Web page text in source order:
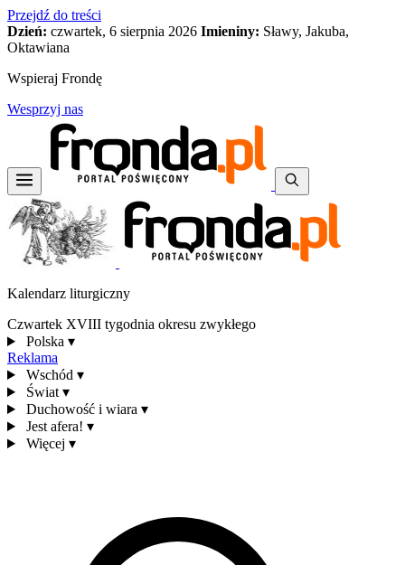
Przejdź do treści
Dzień: czwartek, 6 sierpnia 2026 Imieniny: Sławy, Jakuba,
Oktawiana
Wspieraj Frondę
Wesprzyj nas
Kalendarz liturgiczny
Czwartek XVIII tygodnia okresu zwykłego
Polska ▾
Reklama
Wschód ▾
Świat ▾
Duchowość i wiara ▾
Jest afera! ▾
Więcej ▾